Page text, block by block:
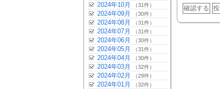
2024年10月 （31件）
2024年09月 （30件）
2024年08月 （31件）
2024年07月 （31件）
2024年06月 （30件）
2024年05月 （31件）
2024年04月 （30件）
2024年03月 （32件）
2024年02月 （29件）
2024年01月 （32件）